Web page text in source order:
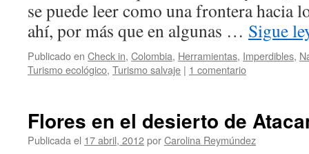
se puede leer como una frontera hacia
ahí, por más que en algunas … Sigue
Publicado en Check in, Colombia, Herramientas, Imperdibles,
Turismo ecológico, Turismo salvaje | 1 comentario
Flores en el desierto de
Publicada el 17 abril, 2012porCarolina Reymúndez